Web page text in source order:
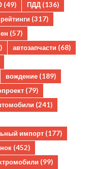
(49) ПДД (136)
(317)
(57)
автозапчасти (68)
вождение (189)
(79)
(241)
импорт (177)
(452)
(99)